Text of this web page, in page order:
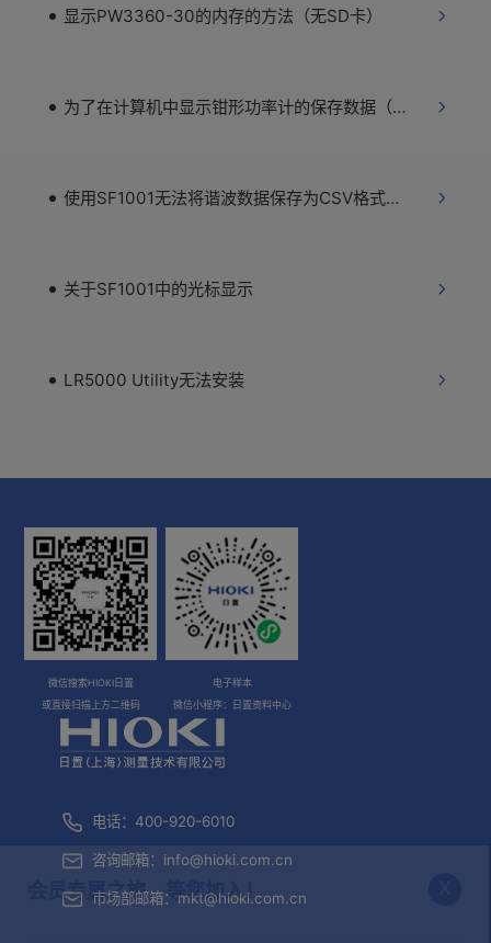
会员专属之旅，等您加入！
显示PW3360-30的内存的方法（无SD卡）
为了在计算机中显示钳形功率计的保存数据（PW3360-30/PW3365-30）
使用SF1001无法将谐波数据保存为CSV格式（PW3360-31）
关于SF1001中的光标显示
LR5000 Utility无法安装
微信搜索HIOKI日置
或直接扫描上方二维码
电子样本
微信小程序：日置资料中心
电话：400-920-6010
咨询邮箱： info@hioki.com.cn
市场部邮箱： mkt@hioki.com.cn